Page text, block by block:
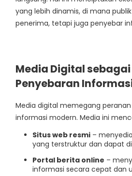
yang lebih dinamis, di mana
penerima, tetapi juga penyebar
Media Digital
Penyebaran
Media digital memegang
informasi modern. Media ini
Situs web resmi –
yang terstruktur dan dapat
Portal berita online –
informasi secara cepat dan